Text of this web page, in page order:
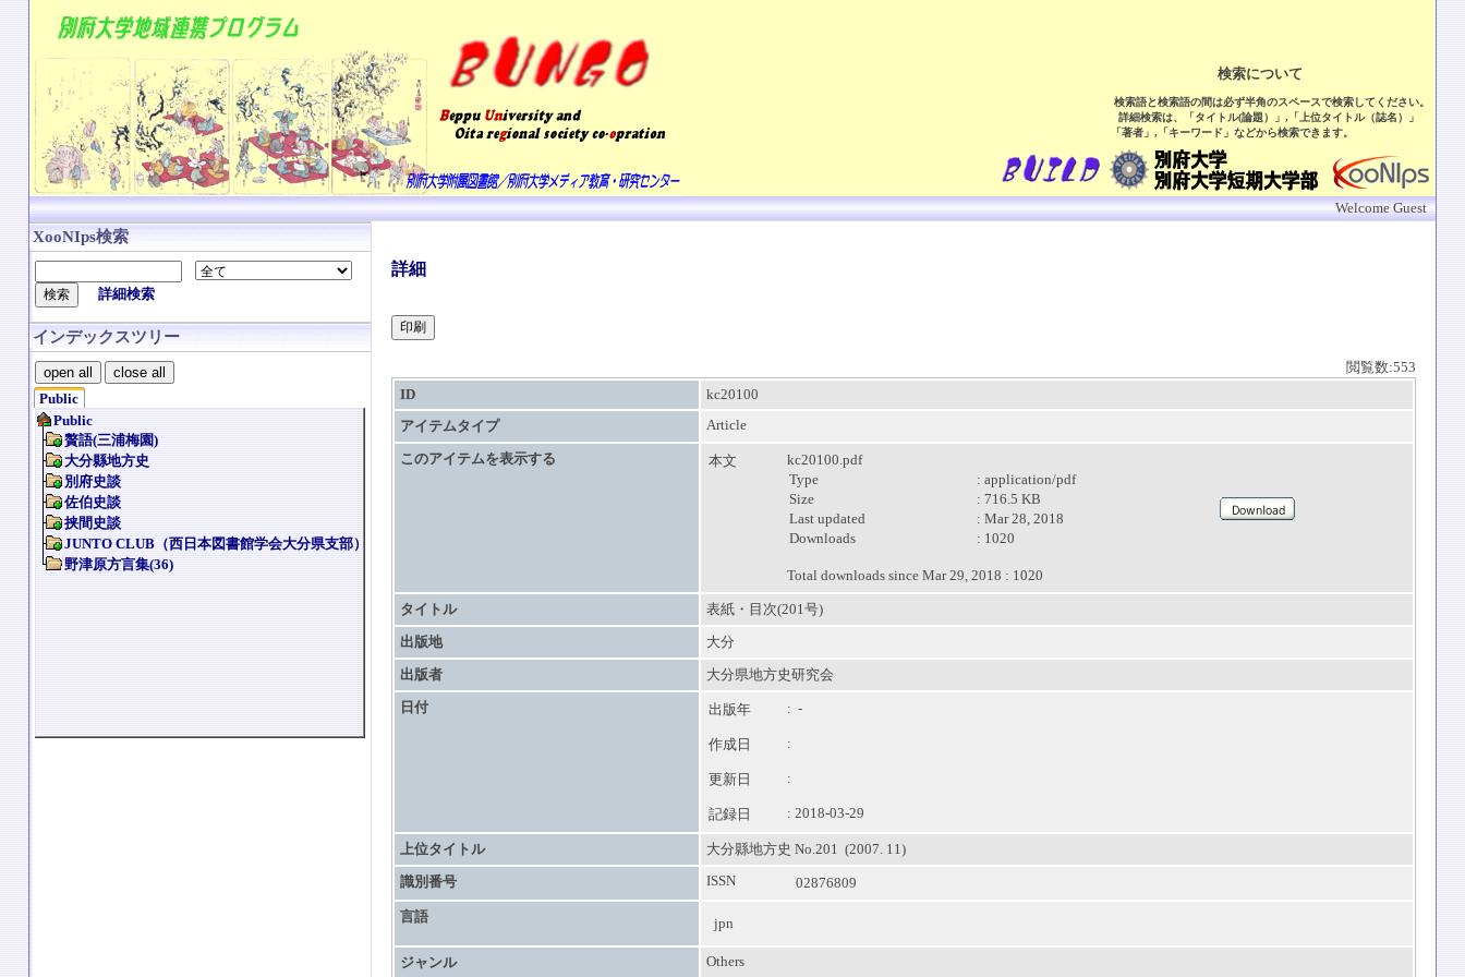
検索について
検索語と検索語の間は必ず半角のスペースで検索してください。
詳細検索は、「タイトル(論題）」,「上位タイトル（誌名）」
「著者」,「キーワード」などから検索できます。
Welcome Guest
XooNIps検索
詳細検索
インデックスツリー
open all
close all
Public
詳細
閲覧数:553
ID
kc20100
アイテムタイプ
Article
このアイテムを表示する 本文
kc20100.pdf
Type
: application/pdf
Size
: 716.5 KB
Last updated
: Mar 28, 2018
Downloads
: 1020
Total downloads since Mar 29, 2018 : 1020
タイトル
表紙・目次(201号)
出版地
大分
出版者
大分県地方史研究会
日付
出版年 : -
作成日 :
更新日 :
記録日 : 2018-03-29
上位タイトル
大分縣地方史 No.201 (2007. 11)
識別番号
ISSN 02876809
言語 jpn
ジャンル Others